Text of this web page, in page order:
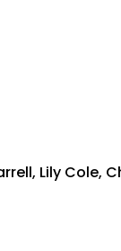
Lily Cole,